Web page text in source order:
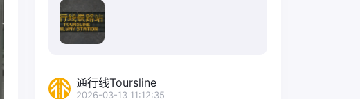
通行线Toursline
2026-03-13 11:12:35